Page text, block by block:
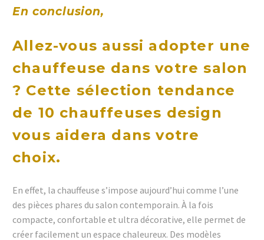
En conclusion,
Allez-vous aussi adopter une
chauffeuse dans votre salon
? Cette sélection tendance
de 10 chauffeuses design
vous aidera dans votre
choix.
En effet, la chauffeuse s’impose aujourd’hui comme l’une
des pièces phares du salon contemporain. À la fois
compacte, confortable et ultra décorative, elle permet de
créer facilement un espace chaleureux. Des modèles